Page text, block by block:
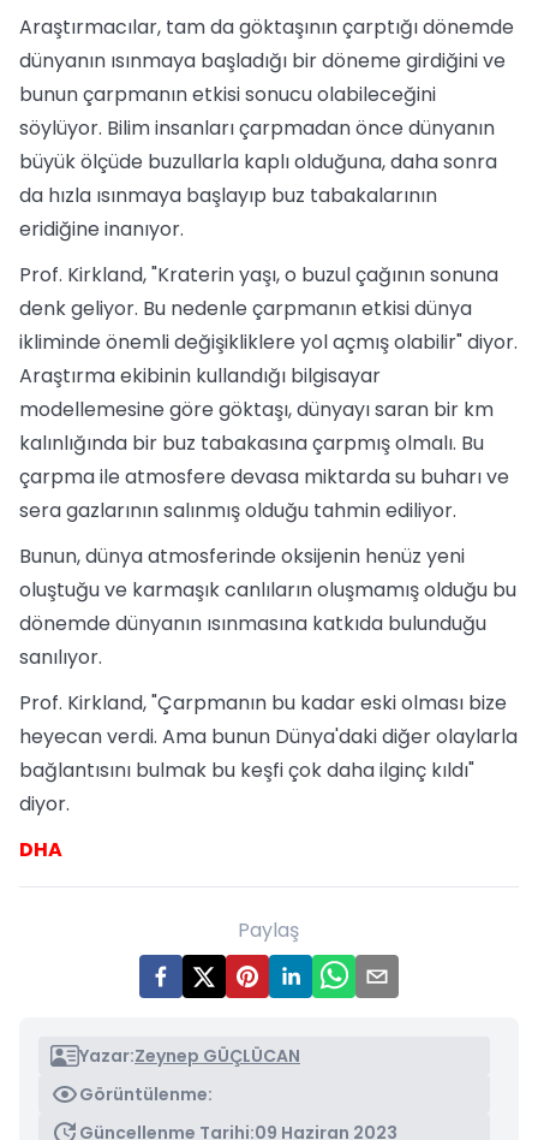
Araştırmacılar, tam da göktaşının çarptığı dönemde
dünyanın ısınmaya başladığı bir döneme girdiğini ve
bunun çarpmanın etkisi sonucu olabileceğini
söylüyor. Bilim insanları çarpmadan önce dünyanın
büyük ölçüde buzullarla kaplı olduğuna, daha sonra
da hızla ısınmaya başlayıp buz tabakalarının
eridiğine inanıyor.
Prof. Kirkland, "Kraterin yaşı, o buzul çağının sonuna
denk geliyor. Bu nedenle çarpmanın etkisi dünya
ikliminde önemli değişikliklere yol açmış olabilir" diyor.
Araştırma ekibinin kullandığı bilgisayar
modellemesine göre göktaşı, dünyayı saran bir km
kalınlığında bir buz tabakasına çarpmış olmalı. Bu
çarpma ile atmosfere devasa miktarda su buharı ve
sera gazlarının salınmış olduğu tahmin ediliyor.
Bunun, dünya atmosferinde oksijenin henüz yeni
oluştuğu ve karmaşık canlıların oluşmamış olduğu bu
dönemde dünyanın ısınmasına katkıda bulunduğu
sanılıyor.
Prof. Kirkland, "Çarpmanın bu kadar eski olması bize
heyecan verdi. Ama bunun Dünya'daki diğer olaylarla
bağlantısını bulmak bu keşfi çok daha ilginç kıldı"
diyor.
DHA
Paylaş
Yazar:Zeynep GÜÇLÜCAN
Görüntülenme:
Güncellenme Tarihi:09 Haziran 2023